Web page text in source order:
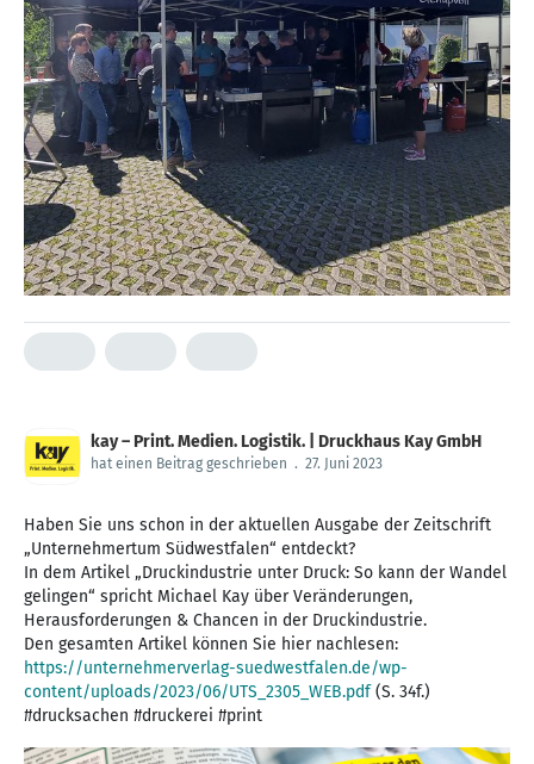
kay – Print. Medien. Logistik. | Druckhaus Kay GmbH
hat einen Beitrag geschrieben . 27. Juni 2023
Haben Sie uns schon in der aktuellen Ausgabe der Zeitschrift
„Unternehmertum Südwestfalen“ entdeckt?
In dem Artikel „Druckindustrie unter Druck: So kann der Wandel
gelingen“ spricht Michael Kay über Veränderungen,
Herausforderungen & Chancen in der Druckindustrie.
Den gesamten Artikel können Sie hier nachlesen:
https://unternehmerverlag-suedwestfalen.de/wp-
content/uploads/2023/06/UTS_2305_WEB.pdf(S. 34f.)
#drucksachen #druckerei #print